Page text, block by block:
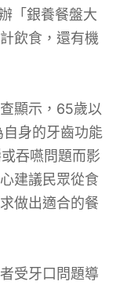
「銀養餐盤大
飲食，還有機
顯示，65歲以
身的牙齒功能
吞嚥問題而影
建議民眾從食
做出適合的餐
受牙口問題導